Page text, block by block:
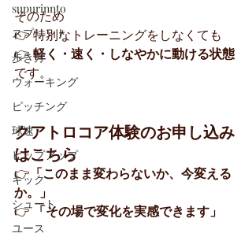
supurinnto
スプリント
歩き方
ウォーキング
ピッチング
球速
ヒップアップ
キック
シュート
ユース
そのため
👉 特別なトレーニングをしなくても
👉 軽く・速く・しなやかに動ける状態
です。
クアトロコア体験のお申し込み
はこちら
👉 「このまま変わらないか、今変える
か。」
👉 「その場で変化を実感できます」